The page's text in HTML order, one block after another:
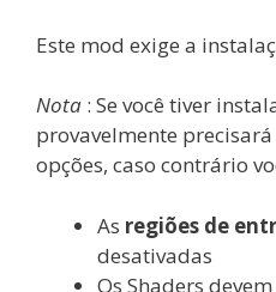
Este mod exige a
Nota : Se você tiver
provavelmente
opções, caso contrário
As regiões de
desativadas
Os Shaders